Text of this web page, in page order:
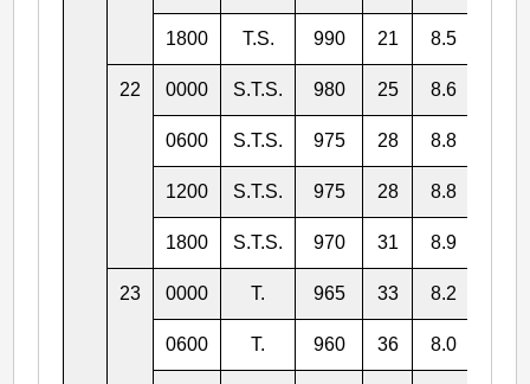
1800 T.S. 990 21 8.5
22 0000 S.T.S. 980 25 8.6
0600 S.T.S. 975 28 8.8
1200 S.T.S. 975 28 8.8
1800 S.T.S. 970 31 8.9
23 0000 T. 965 33 8.2
0600 T. 960 36 8.0